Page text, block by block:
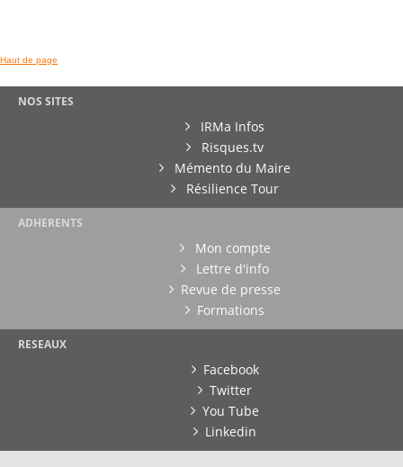
Haut de page
NOS SITES
IRMa Infos
Risques.tv
Mémento du Maire
Résilience Tour
ADHERENTS
Mon compte
Lettre d'info
Revue de presse
Formations
RESEAUX
Facebook
Twitter
You Tube
Linkedin